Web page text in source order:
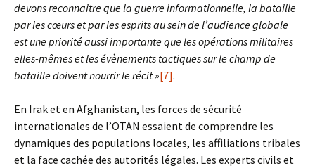
devons reconnaitre que la guerre informationnelle, la bataille
par les cœurs et par les esprits au sein de l’audience globale
est une priorité aussi importante que les opérations militaires
elles-mêmes et les évènements tactiques sur le champ de
bataille doivent nourrir le récit »[7].
En Irak et en Afghanistan, les forces de sécurité
internationales de l’OTAN essaient de comprendre les
dynamiques des populations locales, les affiliations tribales
et la face cachée des autorités légales. Les experts civils et